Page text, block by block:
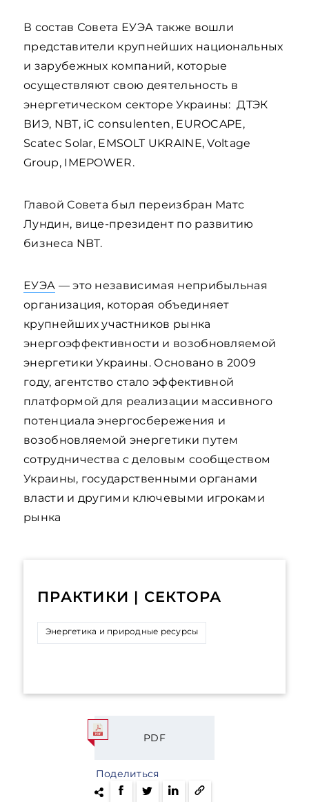
В состав Совета ЕУЭА также вошли
представители крупнейших национальных
и зарубежных компаний, которые
осуществляют свою деятельность в
энергетическом секторе Украины: ДТЭК
ВИЭ, NBT, iC consulenten, EUROCAPE,
Scatec Solar, EMSOLT UKRAINE, Voltage
Group, IMEPOWER.
Главой Совета был переизбран Матс
Лундин, вице-президент по развитию
бизнеса NBT.
ЕУЭА — это независимая неприбыльная
организация, которая объединяет
крупнейших участников рынка
энергоэффективности и возобновляемой
энергетики Украины. Основано в 2009
году, агентство стало эффективной
платформой для реализации массивного
потенциала энергосбережения и
возобновляемой энергетики путем
сотрудничества с деловым сообществом
Украины, государственными органами
власти и другими ключевыми игроками
рынка
ПРАКТИКИ | СЕКТОРА
Энергетика и природные ресурсы
PDF
Поделиться